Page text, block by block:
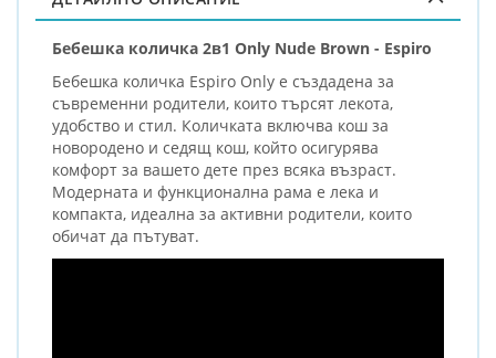
Бебешка количка 2в1 Only Nude Brown - Espiro
Бебешка количка Espiro Only е създадена за
съвременни родители, които търсят лекота,
удобство и стил. Количката включва кош за
новородено и седящ кош, който осигурява
комфорт за вашето дете през всяка възраст.
Модерната и функционална рама е лека и
компакта, идеална за активни родители, които
обичат да пътуват.